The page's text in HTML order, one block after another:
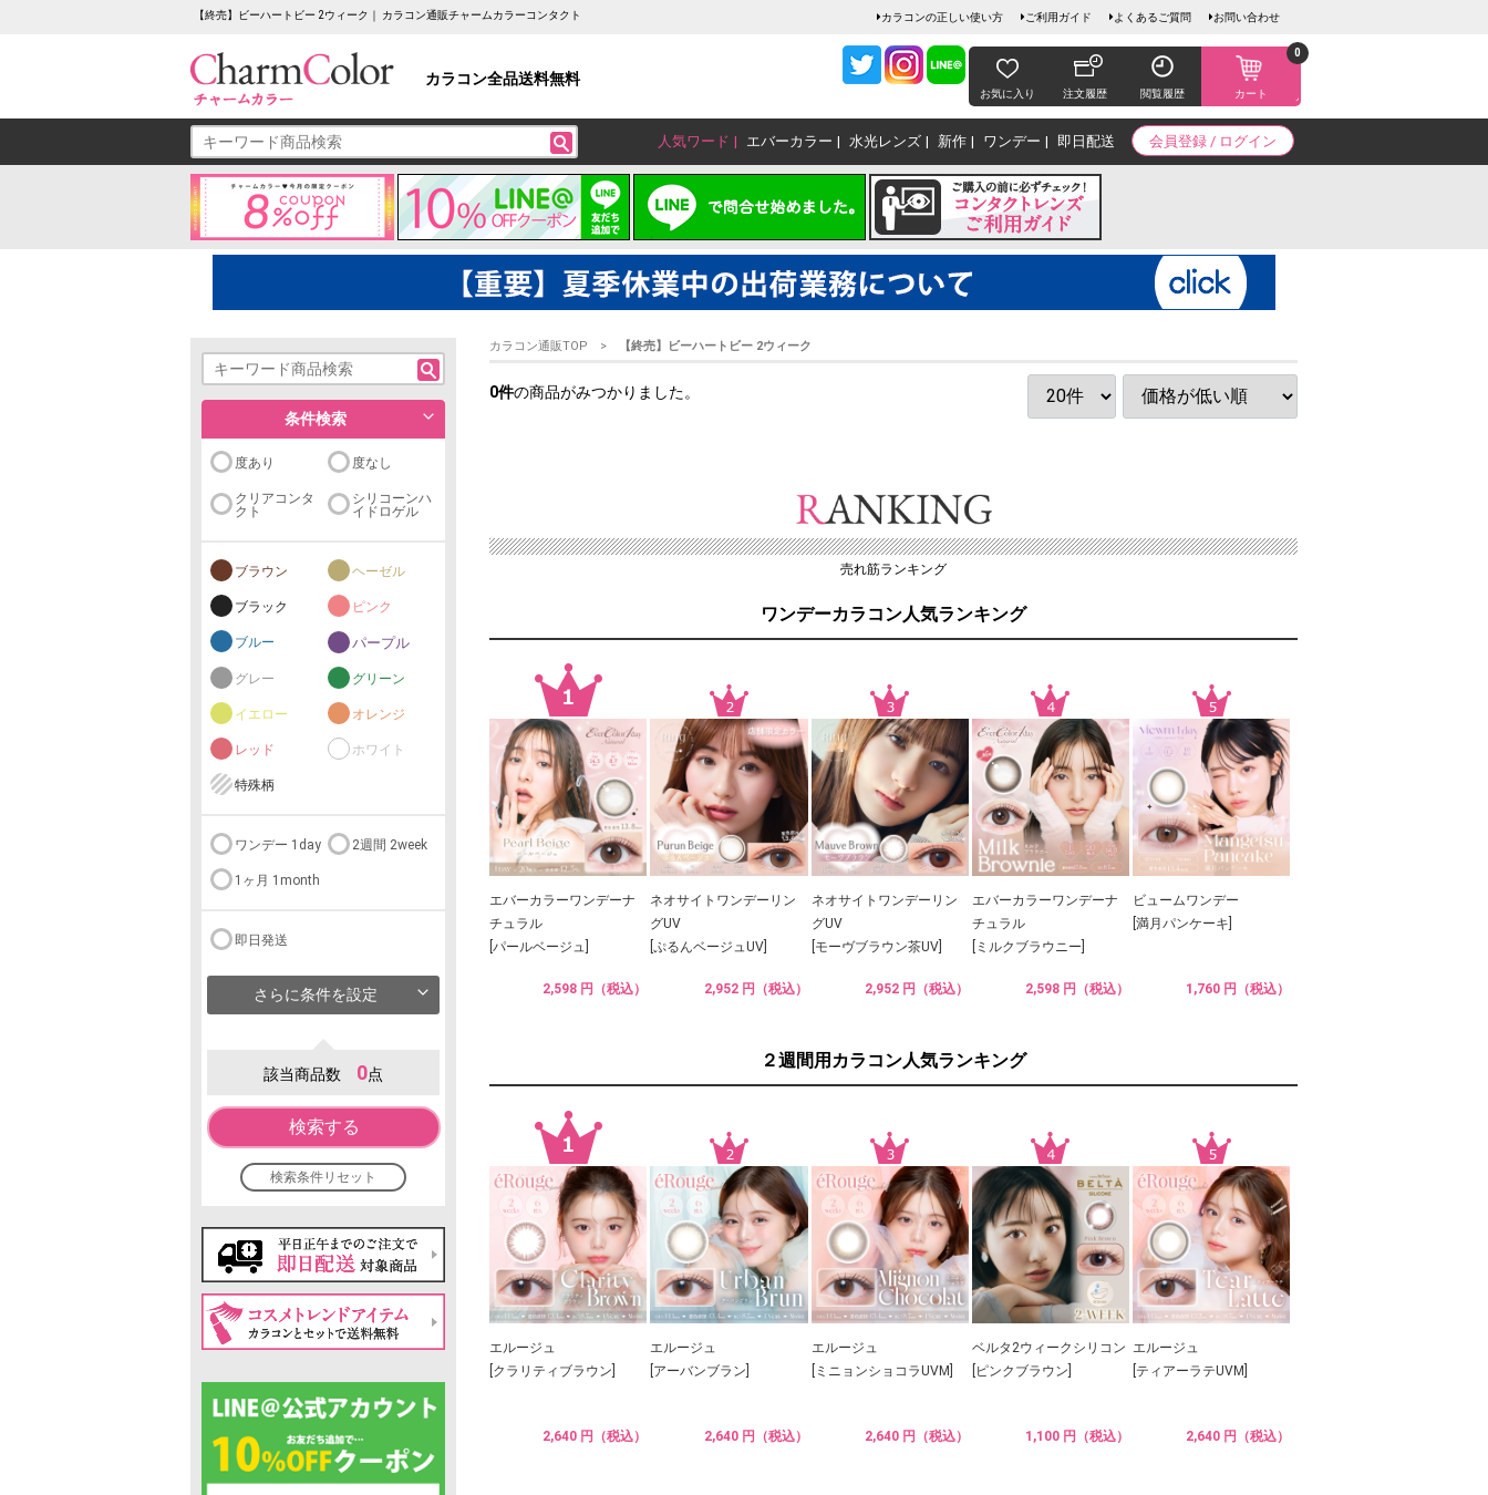
【終売】ビーハートビー 2ウィーク｜ カラコン通販チャームカラーコンタクト カラコンの正しい使い方 ご利用ガイド よくあるご質問 お問い合わせ
カラコン全品送料無料
お気に入り 注文履歴 閲覧履歴 カート
0
会員登録 / ログイン
人気ワード エバーカラー 水光レンズ 新作 ワンデー 即日配送
条件検索
度あり 度なし
クリアコンタ
クト
シリコーンハ
イドロゲル
ブラウン ヘーゼル
ブラック ピンク
ブルー パープル
グレー グリーン
イエロー オレンジ
レッド ホワイト
特殊柄
ワンデー 1day 2週間 2week
1ヶ月 1month
即日発送
さらに条件を設定
該当商品数 0点
検索する
検索条件リセット
カラコン通販TOP 【終売】ビーハートビー 2ウィーク
0件の商品がみつかりました。
売れ筋ランキング
ワンデーカラコン人気ランキング
エバーカラーワンデーナ
チュラル
[パールベージュ]
2,598 円（税込）
ネオサイトワンデーリン
グUV
[ぷるんベージュUV]
2,952 円（税込）
ネオサイトワンデーリン
グUV
[モーヴブラウン茶UV]
2,952 円（税込）
エバーカラーワンデーナ
チュラル
[ミルクブラウニー]
2,598 円（税込）
ビュームワンデー
[満月パンケーキ]
1,760 円（税込）
２週間用カラコン人気ランキング
エルージュ
[クラリティブラウン]
2,640 円（税込）
エルージュ
[アーバンブラン]
2,640 円（税込）
エルージュ
[ミニョンショコラUVM]
2,640 円（税込）
ベルタ2ウィークシリコン
[ピンクブラウン]
1,100 円（税込）
エルージュ
[ティアーラテUVM]
2,640 円（税込）